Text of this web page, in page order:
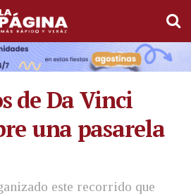
de Da Vinci
una pasarela
este recorrido que